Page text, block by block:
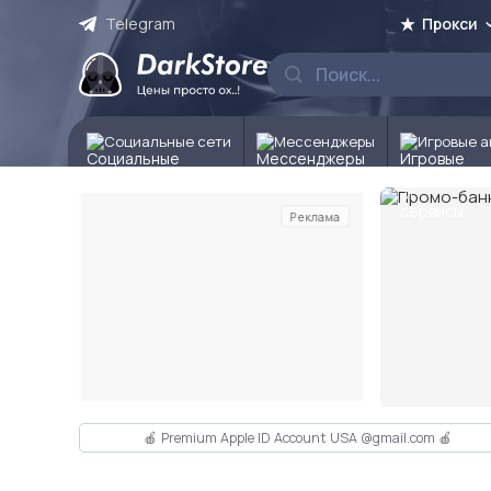
Telegram Прокси
Социальные сети Мессенджеры Игровые
Реклама
🍎 Premium Apple ID Account USA @gmail.com 🍎